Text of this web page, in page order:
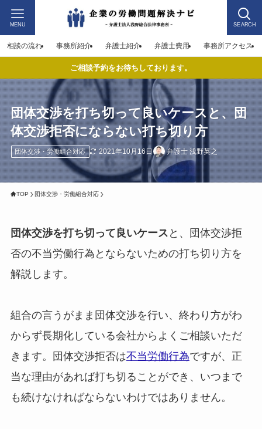
SEARCH
MENU
相談の流れ 事務所紹介 弁護士紹介 弁護士費用 事務所アクセス
ご相談予約をお待ちしております。
団体交渉を打ち切って良いケースと、団
体交渉拒否にならない打ち切り方
団体交渉・労働組合対応 2021年10月16日 弁護士 浅野英之
TOP 団体交渉・労働組合対応
団体交渉を打ち切って良いケース と、団体交渉拒
否の不当労働行為とならないための打ち切り方を
解説します。
組合の言うがまま団体交渉を行い、終わり方がわ
からず長期化している会社からよくご相談いただ
きます。団体交渉拒否は不当労働行為ですが、正
当な理由があれば打ち切ることができ、いつまで
も続けなければならないわけではありません。